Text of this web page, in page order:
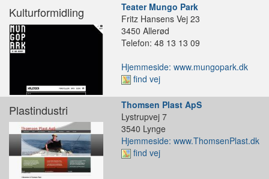
Kulturformidling
Teater Mungo Park
Fritz Hansens Vej 23
3450 Allerød
Telefon: 48 13 13 09
Hjemmeside: www.mungopark.dk
find vej
Plastindustri
Thomsen Plast ApS
Lystrupvej 7
3540 Lynge
Hjemmeside: www.ThomsenPlast.dk
find vej